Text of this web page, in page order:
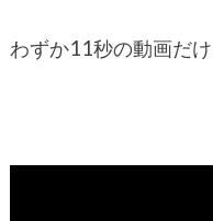
わずか11秒の動画だ